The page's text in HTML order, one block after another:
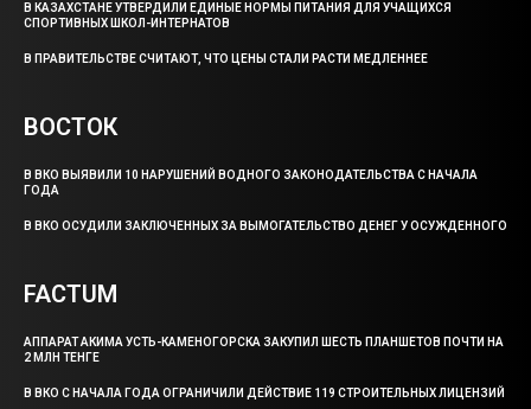
В КАЗАХСТАНЕ УТВЕРДИЛИ ЕДИНЫЕ НОРМЫ ПИТАНИЯ ДЛЯ УЧАЩИХСЯ
СПОРТИВНЫХ ШКОЛ-ИНТЕРНАТОВ
В ПРАВИТЕЛЬСТВЕ СЧИТАЮТ, ЧТО ЦЕНЫ СТАЛИ РАСТИ МЕДЛЕННЕЕ
ВОСТОК
В ВКО ВЫЯВИЛИ 10 НАРУШЕНИЙ ВОДНОГО ЗАКОНОДАТЕЛЬСТВА С НАЧАЛА
ГОДА
В ВКО ОСУДИЛИ ЗАКЛЮЧЕННЫХ ЗА ВЫМОГАТЕЛЬСТВО ДЕНЕГ У ОСУЖДЕННОГО
FACTUM
АППАРАТ АКИМА УСТЬ-КАМЕНОГОРСКА ЗАКУПИЛ ШЕСТЬ ПЛАНШЕТОВ ПОЧТИ НА
2 МЛН ТЕНГЕ
В ВКО С НАЧАЛА ГОДА ОГРАНИЧИЛИ ДЕЙСТВИЕ 119 СТРОИТЕЛЬНЫХ ЛИЦЕНЗИЙ